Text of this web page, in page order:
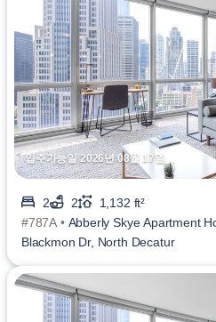
입주가능일 2026년 08월 17일
2 2
1,132 ft²
#787A • Abberly Skye Apartment
Blackmon Dr, North Decatur